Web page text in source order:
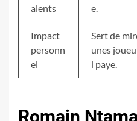
alents
e.
Impact
personn
el
Sert de
unes
l paye.
Romain